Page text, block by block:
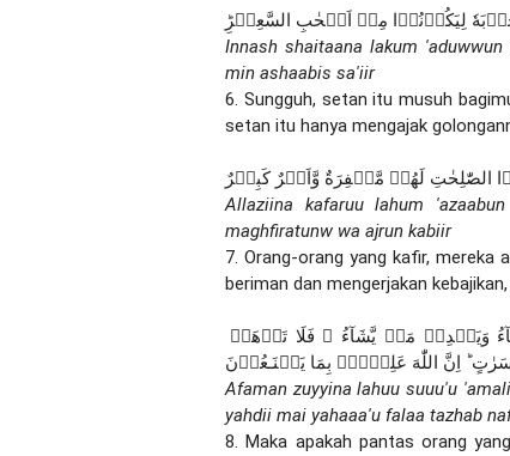
حِزۡبَهٗ لِيَكُوۡنُوۡا مِنۡ اَصۡحٰبِ السَّعِيۡرِؕ
Innash shaitaana lakum
min ashaabis sa'iir
6. Sungguh, setan itu musuh
setan itu hanya mengajak
الصّٰلِحٰتِ لَهُمۡ مَّغۡفِرَةٌ وَّاَجۡرٌ كَبِيۡرٌ
Allaziina kafaruu lahum
maghfiratunw wa ajrun kabiir
7. Orang-orang yang kafir, mereka
beriman dan mengerjakan
اِنَّ اللّٰهَ عَلِيۡمٌۢ بِمَا يَصۡنَـعُوۡنَ
Afaman zuyyina lahuu suuu'u
yahdii mai yahaaa'u falaa tazhab
8. Maka apakah pantas orang